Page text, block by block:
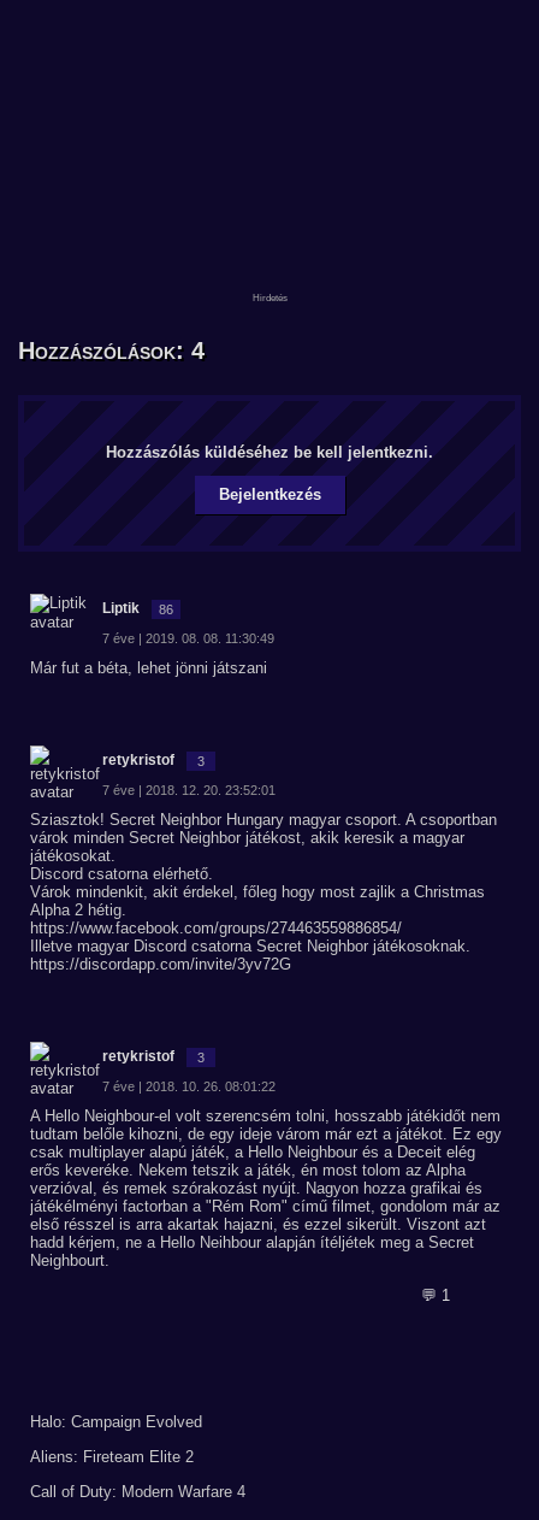
Hozzászólások: 4
Hozzászólás küldéséhez be kell jelentkezni.
Bejelentkezés
Liptik 86
7 éve | 2019. 08. 08. 11:30:49
Már fut a béta, lehet jönni játszani
retykristof 3
7 éve | 2018. 12. 20. 23:52:01
Sziasztok! Secret Neighbor Hungary magyar csoport. A csoportban
várok minden Secret Neighbor játékost, akik keresik a magyar
játékosokat.
Discord csatorna elérhető.
Várok mindenkit, akit érdekel, főleg hogy most zajlik a Christmas
Alpha 2 hétig.
https://www.facebook.com/groups/274463559886854/
Illetve magyar Discord csatorna Secret Neighbor játékosoknak.
https://discordapp.com/invite/3yv72G
retykristof 3
7 éve | 2018. 10. 26. 08:01:22
A Hello Neighbour-el volt szerencsém tolni, hosszabb játékidőt nem
tudtam belőle kihozni, de egy ideje várom már ezt a játékot. Ez egy
csak multiplayer alapú játék, a Hello Neighbour és a Deceit elég
erős keveréke. Nekem tetszik a játék, én most tolom az Alpha
verzióval, és remek szórakozást nyújt. Nagyon hozza grafikai és
játékélményi factorban a "Rém Rom" című filmet, gondolom már az
első résszel is arra akartak hajazni, és ezzel sikerült. Viszont azt
hadd kérjem, ne a Hello Neihbour alapján ítéljétek meg a Secret
Neighbourt.
💬 1
Halo: Campaign Evolved
Aliens: Fireteam Elite 2
Call of Duty: Modern Warfare 4